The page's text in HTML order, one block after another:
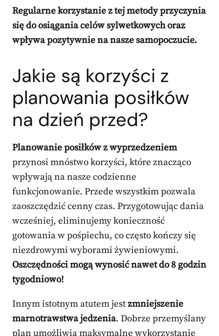
Regularne korzystanie z tej metody przyczynia
się do osiągania celów sylwetkowych oraz
wpływa pozytywnie na nasze samopoczucie.
Jakie są korzyści z
planowania posiłków
na dzień przed?
Planowanie posiłków z wyprzedzeniem
przynosi mnóstwo korzyści, które znacząco
wpływają na nasze codzienne
funkcjonowanie. Przede wszystkim pozwala
zaoszczędzić cenny czas. Przygotowując dania
wcześniej, eliminujemy konieczność
gotowania w pośpiechu, co często kończy się
niezdrowymi wyborami żywieniowymi.
Oszczędności mogą wynosić nawet do 8 godzin
tygodniowo!
Innym istotnym atutem jestzmniejszenie
marnotrawstwa jedzenia. Dobrze przemyślany
plan umożliwia maksymalne wykorzystanie